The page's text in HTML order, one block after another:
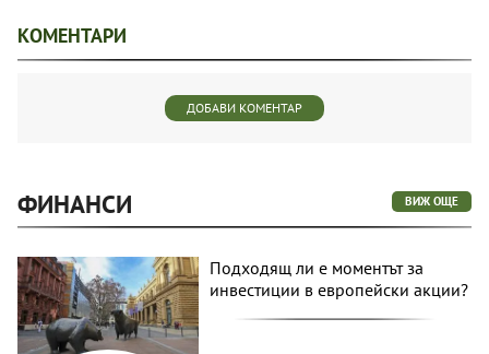
КОМЕНТАРИ
ДОБАВИ КОМЕНТАР
ФИНАНСИ ВИЖ ОЩЕ
Подходящ ли е моментът за
инвестиции в европейски акции?